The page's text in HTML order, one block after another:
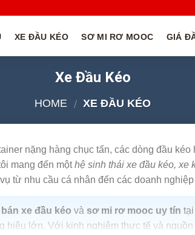
XE ĐẦU KÉO SƠ MI RƠ MOOC GIÁ
Xe Đầu Kéo
HOME / XE ĐẦU KÉO
nặng hàng chục tấn, các dòng đầu
mang đến mộthệ sinh thái xe đầu kéo, xe
từ nhu cầu cá nhân đến các doanh
xe đầu kéo và sơ mi rơ mooc uy tín
hiệu lớn. Với kinh nghiệm thực tế và